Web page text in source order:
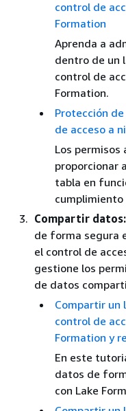
control de
Formation
Aprenda a
dentro de un
control de
Formation.
Protección
de acceso a
Los permisos
proporcionar
tabla en
Compartir datos:
de forma segura
el control de
gestione los
de datos
Compartir un
control de
Formation y
En este
datos de
con Lake